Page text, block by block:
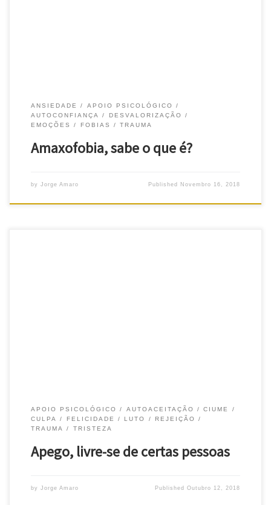
ANSIEDADE
APOIO PSICOLÓGICO
AUTOCONFIANÇA
DESVALORIZAÇÃO
EMOÇÕES
FOBIAS TRAUMA
Amaxofobia, sabe o que é?
by Jorge Amaro Published Novembro 16, 2018
APOIO PSICOLÓGICO AUTOACEITAÇÃO
CIUME
CULPA
FELICIDADE LUTO
REJEIÇÃO
TRAUMA
TRISTEZA
Apego, livre-se de certas pessoas
by Jorge Amaro PublishedOutubro 12, 2018